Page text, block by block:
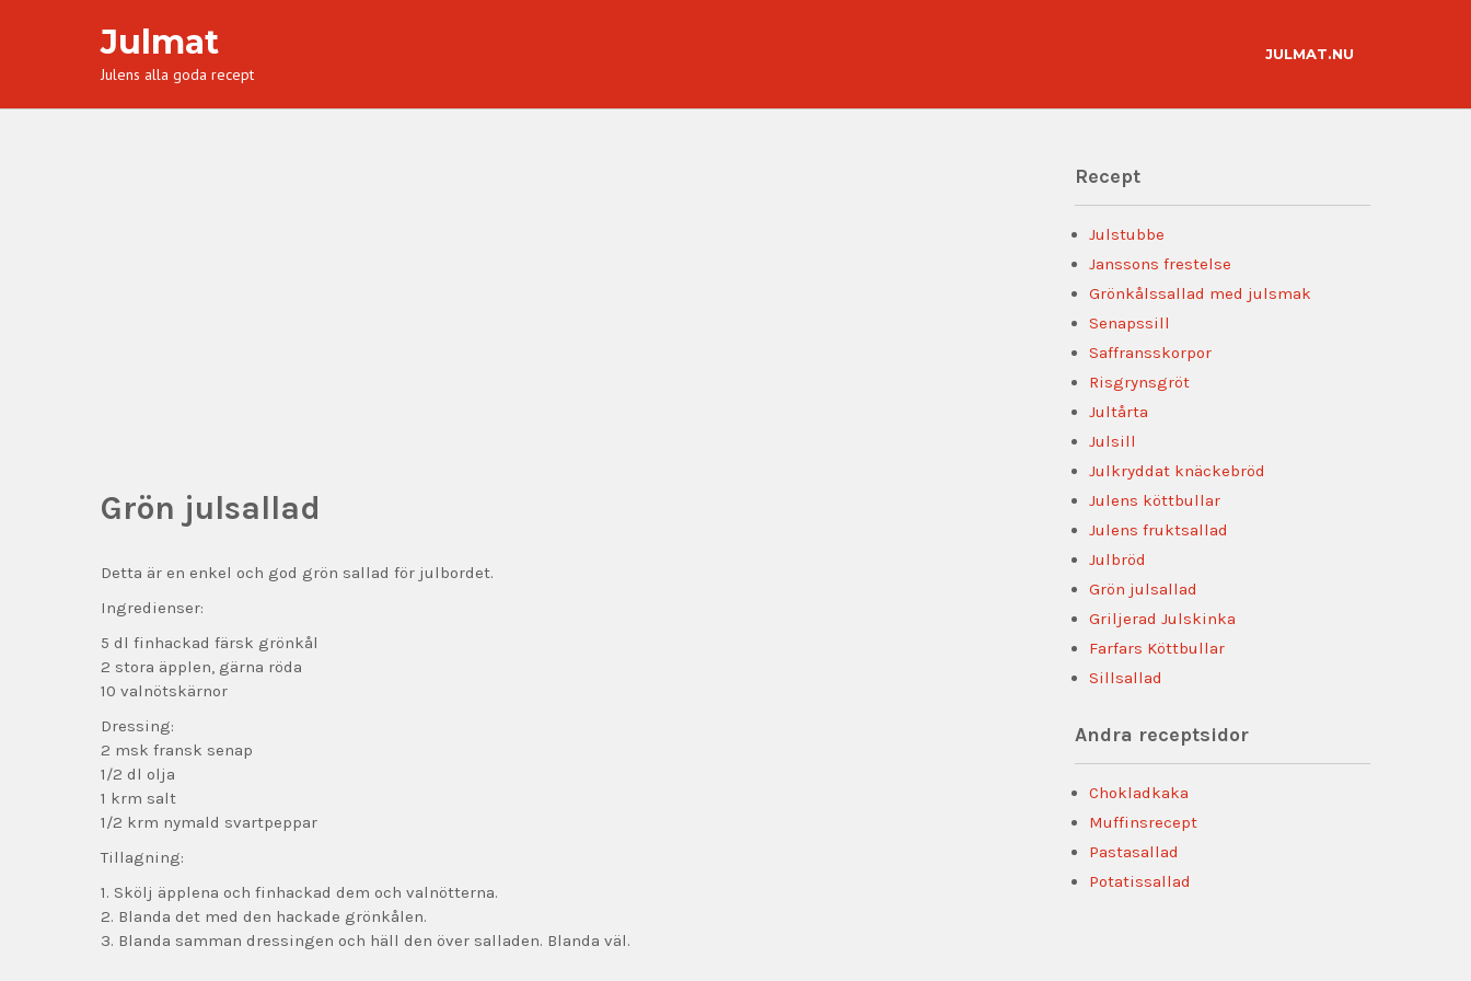
Julmat
Julens alla goda recept
JULMAT.NU
Grön julsallad
Detta är en enkel och god grön sallad för julbordet.
Ingredienser:
5 dl finhackad färsk grönkål
2 stora äpplen, gärna röda
10 valnötskärnor
Dressing:
2 msk fransk senap
1/2 dl olja
1 krm salt
1/2 krm nymald svartpeppar
Tillagning:
1. Skölj äpplena och finhackad dem och valnötterna.
2. Blanda det med den hackade grönkålen.
3. Blanda samman dressingen och häll den över salladen. Blanda väl.
Recept
Julstubbe
Janssons frestelse
Grönkålssallad med julsmak
Senapssill
Saffransskorpor
Risgrynsgröt
Jultårta
Julsill
Julkryddat knäckebröd
Julens köttbullar
Julens fruktsallad
Julbröd
Grön julsallad
Griljerad Julskinka
Farfars Köttbullar
Sillsallad
Andra receptsidor
Chokladkaka
Muffinsrecept
Pastasallad
Potatissallad